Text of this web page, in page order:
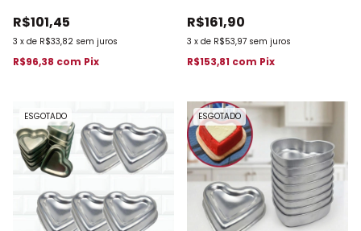
R$101,45
3 x de R$33,82 sem juros
R$96,38 com Pix
R$161,90
3 x de R$53,97 sem juros
R$153,81 com Pix
ESGOTADO ESGOTADO